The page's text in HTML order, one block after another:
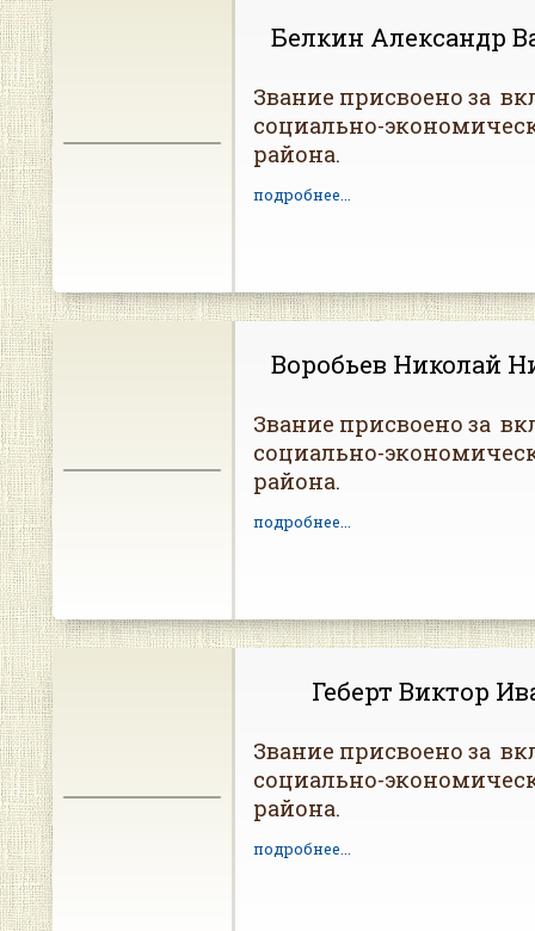
Белкин Александр
Звание присвоено за
социально-
района.
подробнее...
Воробьев Николай
Звание присвоено за
социально-
района.
подробнее...
Геберт Виктор
Звание присвоено за
социально-
района.
подробнее...